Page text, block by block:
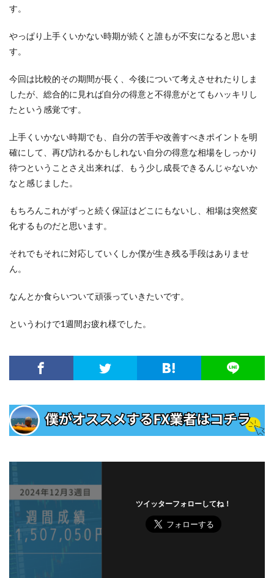
す。
やっぱり上手くいかない時期が続くと誰もが不安になると思いま
す。
今回は比較的その期間が長く、今後について考えさせれたりしま
したが、総合的に見れば自分の得意と不得意がとてもハッキリし
たという感覚です。
上手くいかない時期でも、自分の苦手や改善すべきポイントを明
確にして、再び訪れるかもしれない自分の得意な相場をしっかり
待つということさえ出来れば、もう少し成長できるんじゃないか
なと感じました。
もちろんこれがずっと続く保証はどこにもないし、相場は突然変
化するものだと思います。
それでもそれに対応していくしか僕が生き残る手段はありませ
ん。
なんとか食らいついて頑張っていきたいです。
というわけで1週間お疲れ様でした。
ツイッターフォローしてね！